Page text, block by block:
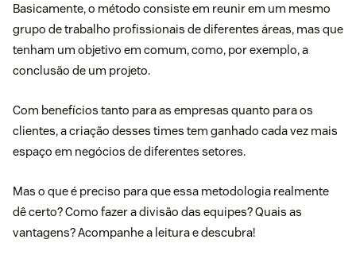
Basicamente, o método consiste em reunir em um mesmo
grupo de trabalho profissionais de diferentes áreas, mas que
tenham um objetivo em comum, como, por exemplo, a
conclusão de um projeto.
Com benefícios tanto para as empresas quanto para os
clientes, a criação desses times tem ganhado cada vez mais
espaço em negócios de diferentes setores.
Mas o que é preciso para que essa metodologia realmente
dê certo? Como fazer a divisão das equipes? Quais as
vantagens? Acompanhe a leitura e descubra!